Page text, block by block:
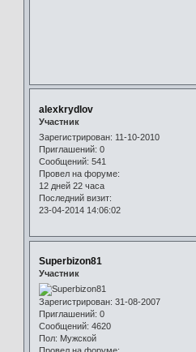
alexkrydlov
Участник
Зарегистрирован: 11-10-2010
Приглашений: 0
Сообщений: 541
Провел на форуме:
12 дней 22 часа
Последний визит:
23-04-2014 14:06:02
Superbizon81
Участник
Зарегистрирован: 31-08-2007
Приглашений: 0
Сообщений: 4620
Пол: Мужской